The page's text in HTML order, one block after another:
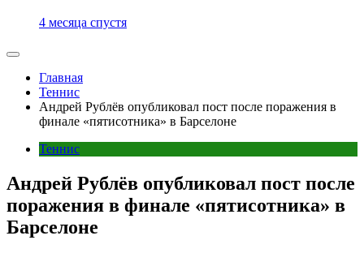
4 месяца спустя
Главная
Теннис
Андрей Рублёв опубликовал пост после поражения в
финале «пятисотника» в Барселоне
Теннис
Андрей Рублёв опубликовал пост после
поражения в финале «пятисотника» в
Барселоне